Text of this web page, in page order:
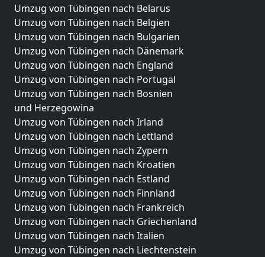
Umzug von Tübingen nach Belarus
Umzug von Tübingen nach Belgien
Umzug von Tübingen nach Bulgarien
Umzug von Tübingen nach Dänemark
Umzug von Tübingen nach England
Umzug von Tübingen nach Portugal
Umzug von Tübingen nach Bosnien
und Herzegowina
Umzug von Tübingen nach Irland
Umzug von Tübingen nach Lettland
Umzug von Tübingen nach Zypern
Umzug von Tübingen nach Kroatien
Umzug von Tübingen nach Estland
Umzug von Tübingen nach Finnland
Umzug von Tübingen nach Frankreich
Umzug von Tübingen nach Griechenland
Umzug von Tübingen nach Italien
Umzug von Tübingen nach Liechtenstein